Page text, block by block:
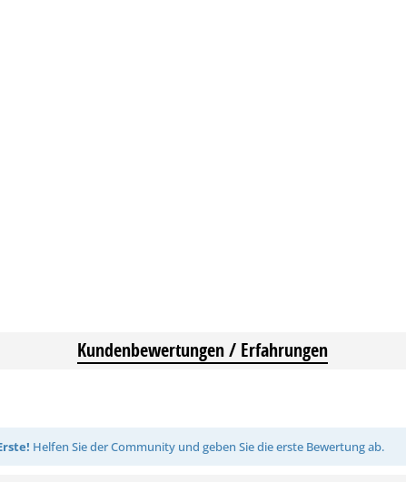
Kundenbewertungen / Erfahrungen
Helfen Sie der Community und geben Sie die erste Bewertung ab.